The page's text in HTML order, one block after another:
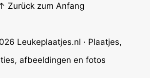
Zurück zum Anfang
Leukeplaatjes.nl · Plaatjes,
afbeeldingen en fotos